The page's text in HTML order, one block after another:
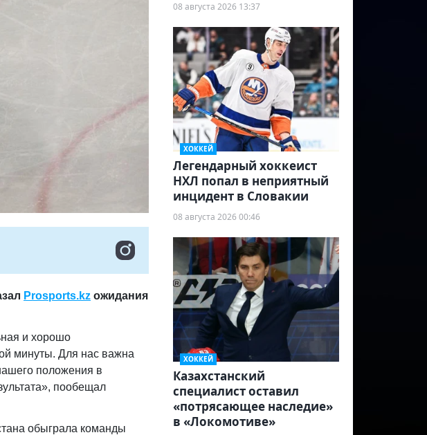
Prosports.kz ожидания
и хорошо
минуты. Для нас важна
положения в
пообещал
обыграла команды
08 августа 2026 13:37
ХОККЕЙ
Легендарный хоккеист
НХЛ попал в неприятный
инцидент в Словакии
08 августа 2026 00:46
ХОККЕЙ
Казахстанский
специалист оставил
«потрясающее наследие»
в «Локомотиве»